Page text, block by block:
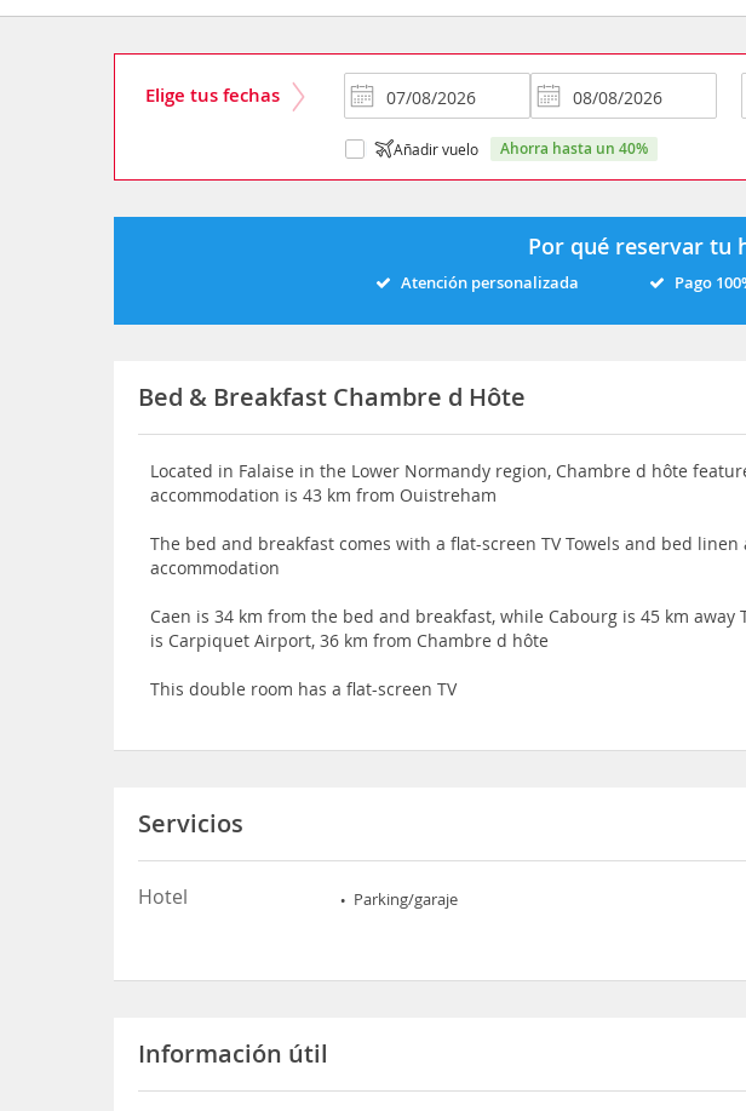
Elige tus fechas
Añadir vuelo ahorra hasta un 40%
Por qué reservar tu
Atención personalizada Pago
Bed & Breakfast Chambre d Hôte
Located in Falaise in the Lower Normandy region, Chambre d hôte
accommodation is 43 km from Ouistreham
The bed and breakfast comes with a flat-screen TV Towels and bed
accommodation
Caen is 34 km from the bed and breakfast, while Cabourg is 45 km away
is Carpiquet Airport, 36 km from Chambre d hôte
This double room has a flat-screen TV
Servicios
Hotel Parking/garaje
Información útil